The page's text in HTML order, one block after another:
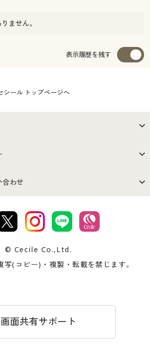
ません。
表示履歴を残す
シール トップページへ
会社案内
ン サイトマップ
合わせ
お支払は
忘れの場合
© Cecile Co.,Ltd.
写(コピー)・複製・転載を禁じます。
画面共有サポート